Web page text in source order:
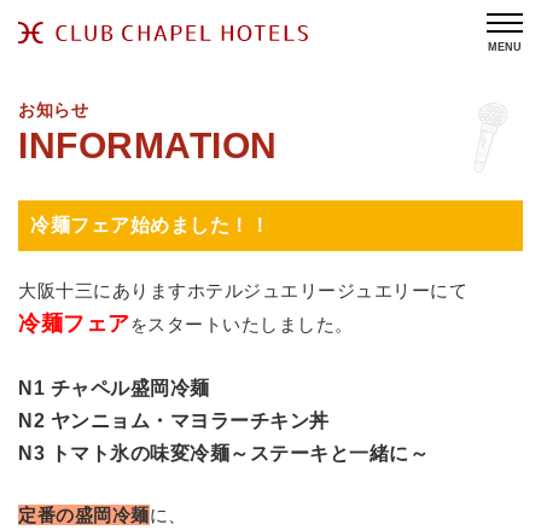
MENU
お知らせ
冷麺フェア始めました！！
大阪十三にありますホテルジュエリージュエリーにて
冷麺フェアをスタートいたしました。
N1 チャペル盛岡冷麺
N2 ヤンニョム・マヨラーチキン丼
N3 トマト氷の味変冷麺～ステーキと一緒に～
定番の盛岡冷麺に、